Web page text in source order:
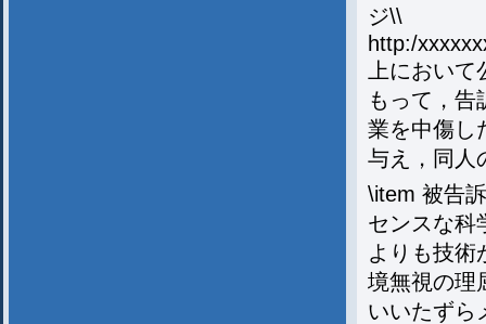
ジ\\
http:/
上におい
もって，告
業を中傷し
与え，同人
\item 被告
センスな科
よりも技術
境無視の理
いいたずら